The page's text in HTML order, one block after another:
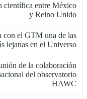
científica entre México
y Reino Unido
con el GTM una de las
lejanas en el Universo
de la colaboración
del observatorio
HAWC